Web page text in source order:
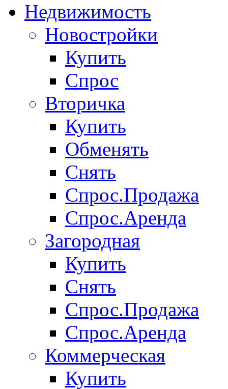
Недвижимость
Новостройки
Купить
Спрос
Вторичка
Купить
Обменять
Снять
Спрос.Продажа
Спрос.Аренда
Загородная
Купить
Снять
Спрос.Продажа
Спрос.Аренда
Коммерческая
Купить